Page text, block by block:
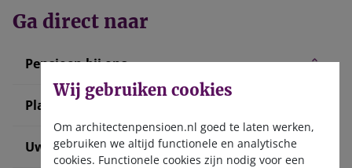
Ga direct naar
Pensioen bij ons
Plan uw pensioen
Uw situatie verandert
Wij gebruiken cookies
Om architectenpensioen.nl goed te laten werken,
gebruiken we altijd functionele en analytische
cookies. Functionele cookies zijn nodig voor een